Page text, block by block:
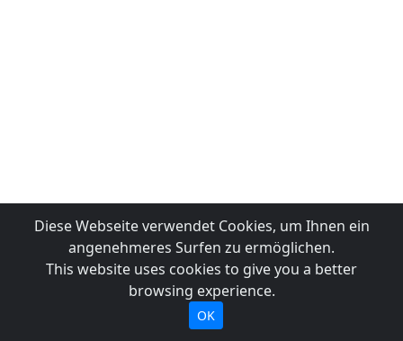
Diese Webseite verwendet Cookies, um Ihnen ein
angenehmeres Surfen zu ermöglichen.
This website uses cookies to give you a better
browsing experience.
OK